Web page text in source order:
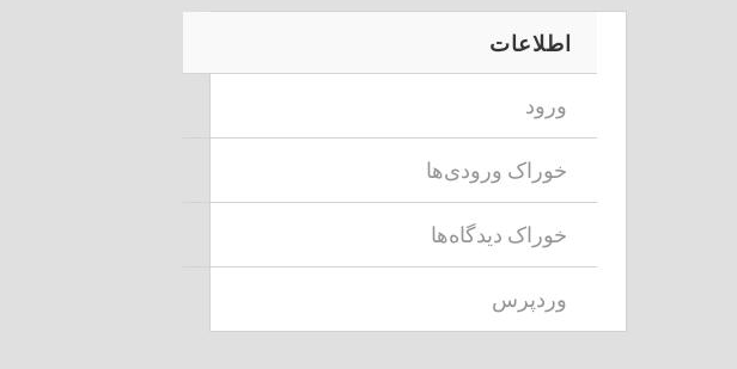
اطلاعات
ورود
خوراک ورودی‌ها
خوراک دیدگاه‌ها
وردپرس